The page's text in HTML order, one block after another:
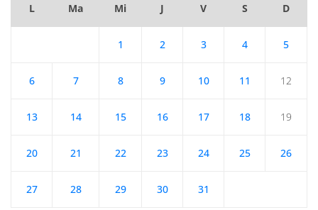
L Ma Mi J V S D
1 2 3 4 5
6 7 8 9 10 11 12
13 14 15 16 17 18 19
20 21 22 23 24 25 26
27 28 29 30 31